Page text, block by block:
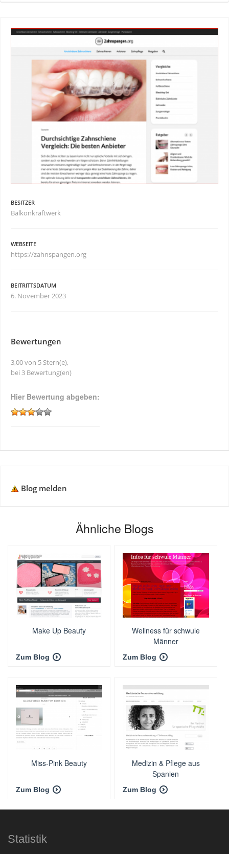
BESITZER
Balkonkraftwerk
WEBSEITE
https://zahnspangen.org
BEITRITTSDATUM
6. November 2023
Bewertungen
3,00 von 5 Stern(e),
bei 3 Bewertung(en)
Hier Bewertung abgeben:
Blog melden
Ähnliche Blogs
Make Up Beauty
Zum Blog
Wellness für schwule
Männer
Zum Blog
Miss-Pink Beauty
Zum Blog
Medizin & Pflege aus
Spanien
Zum Blog
Statistik